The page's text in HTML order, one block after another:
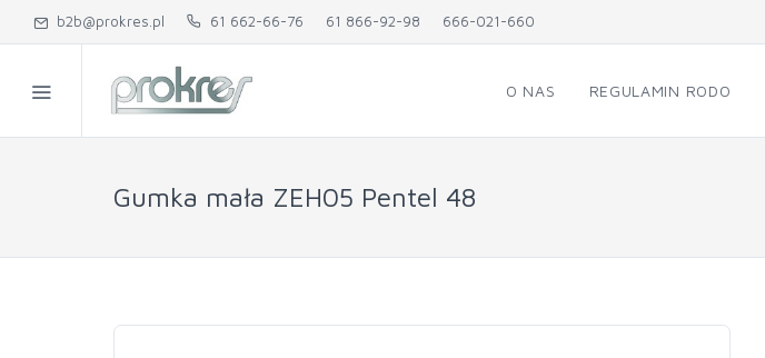
b2b@prokres.pl 61 662-66-76 61 866-92-98 666-021-660
O NAS REGULAMIN RODO
Gumka mała ZEH05 Pentel 48